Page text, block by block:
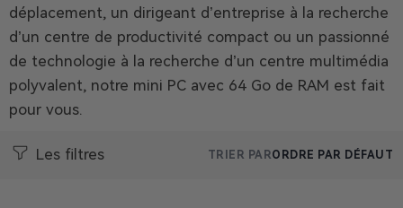
déplacement, un dirigeant d’entreprise à la recherche
d’un centre de productivité compact ou un passionné
de technologie à la recherche d’un centre multimédia
polyvalent, notre mini PC avec 64 Go de RAM est fait
pour vous.
Les filtres TRIER PARORDRE PAR DÉFAUT